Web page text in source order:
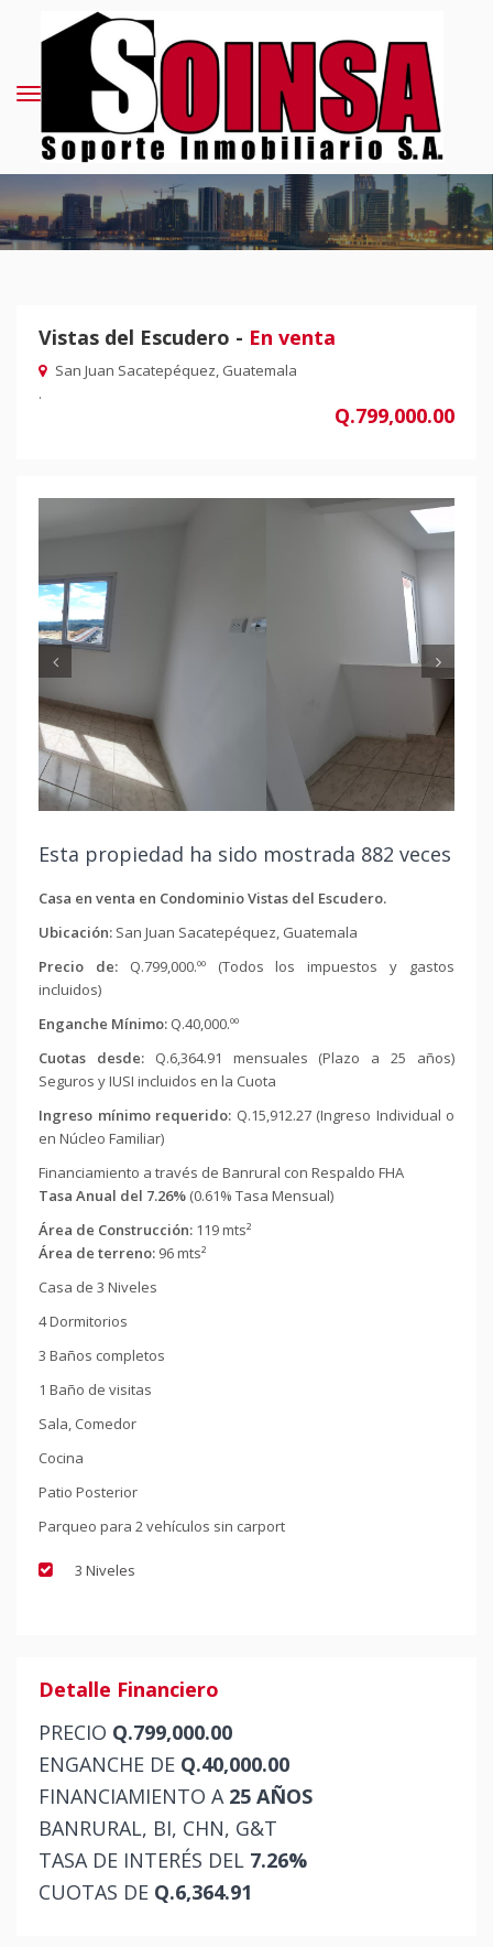
Vistas del Escudero - En venta
San Juan Sacatepéquez, Guatemala
.
Q.799,000.00
Esta propiedad ha sido mostrada 882 veces
Casa en venta en Condominio Vistas del Escudero.
Ubicación: San Juan Sacatepéquez, Guatemala
Precio de:Q.799,000.ºº (Todos los impuestos y gastos
incluidos)
Enganche Mínimo: Q.40,000.ºº
Cuotas desde:Q.6,364.91 mensuales (Plazo a 25 años)
Seguros y IUSI incluidos en la Cuota
Ingreso mínimo requerido: Q.15,912.27 (Ingreso Individual o
en Núcleo Familiar)
Financiamiento a través de Banrural con Respaldo FHA
Tasa Anual del 7.26% (0.61% Tasa Mensual)
Área de Construcción: 119 mts²
Área de terreno: 96 mts²
Casa de 3 Niveles
4 Dormitorios
3 Baños completos
1 Baño de visitas
Sala, Comedor
Cocina
Patio Posterior
Parqueo para 2 vehículos sin carport
3 Niveles
Detalle Financiero
PRECIO Q.799,000.00
ENGANCHE DE Q.40,000.00
FINANCIAMIENTO A 25 AÑOS
BANRURAL, BI, CHN, G&T
TASA DE INTERÉS DEL 7.26%
CUOTAS DE Q.6,364.91